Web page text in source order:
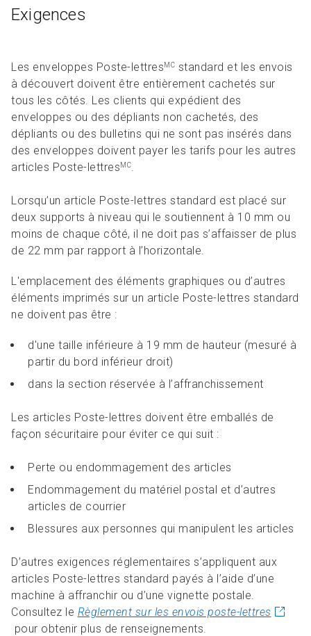
Exigences
Les enveloppes Poste-lettresMC standard et les envois
à découvert doivent être entièrement cachetés sur
tous les côtés. Les clients qui expédient des
enveloppes ou des dépliants non cachetés, des
dépliants ou des bulletins qui ne sont pas insérés dans
des enveloppes doivent payer les tarifs pour les autres
articles Poste-lettresMC.
Lorsqu’un article Poste-lettres standard est placé sur
deux supports à niveau qui le soutiennent à 10 mm ou
moins de chaque côté, il ne doit pas s’affaisser de plus
de 22 mm par rapport à l’horizontale.
L'emplacement des éléments graphiques ou d’autres
éléments imprimés sur un article Poste-lettres standard
ne doivent pas être :
d'une taille inférieure à 19 mm de hauteur (mesuré à
partir du bord inférieur droit)
dans la section réservée à l’affranchissement
Les articles Poste-lettres doivent être emballés de
façon sécuritaire pour éviter ce qui suit :
Perte ou endommagement des articles
Endommagement du matériel postal et d’autres
articles de courrier
Blessures aux personnes qui manipulent les articles
D’autres exigences réglementaires s’appliquent aux
articles Poste-lettres standard payés à l’aide d’une
machine à affranchir ou d’une vignette postale.
Consultez le Règlement sur les envois poste-lettres
pour obtenir plus de renseignements.